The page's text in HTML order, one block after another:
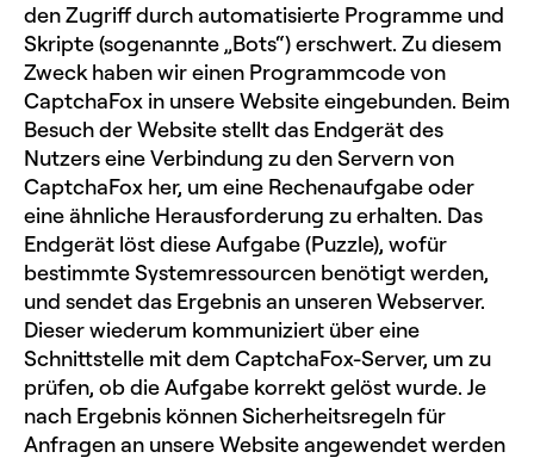
den Zugriff durch automatisierte Programme und
Skripte (sogenannte „Bots“) erschwert. Zu diesem
Zweck haben wir einen Programmcode von
CaptchaFox in unsere Website eingebunden. Beim
Besuch der Website stellt das Endgerät des
Nutzers eine Verbindung zu den Servern von
CaptchaFox her, um eine Rechenaufgabe oder
eine ähnliche Herausforderung zu erhalten. Das
Endgerät löst diese Aufgabe (Puzzle), wofür
bestimmte Systemressourcen benötigt werden,
und sendet das Ergebnis an unseren Webserver.
Dieser wiederum kommuniziert über eine
Schnittstelle mit dem CaptchaFox-Server, um zu
prüfen, ob die Aufgabe korrekt gelöst wurde. Je
nach Ergebnis können Sicherheitsregeln für
Anfragen an unsere Website angewendet werden